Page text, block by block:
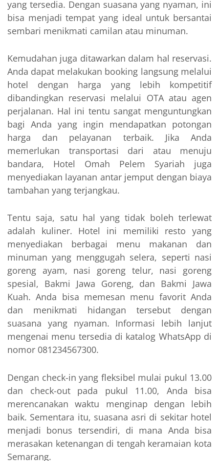
yang tersedia. Dengan suasana yang nyaman, ini
bisa menjadi tempat yang ideal untuk bersantai
sembari menikmati camilan atau minuman.
Kemudahan juga ditawarkan dalam hal reservasi.
Anda dapat melakukan booking langsung melalui
hotel dengan harga yang lebih kompetitif
dibandingkan reservasi melalui OTA atau agen
perjalanan. Hal ini tentu sangat menguntungkan
bagi Anda yang ingin mendapatkan potongan
harga dan pelayanan terbaik. Jika Anda
memerlukan transportasi dari atau menuju
bandara, Hotel Omah Pelem Syariah juga
menyediakan layanan antar jemput dengan biaya
tambahan yang terjangkau.
Tentu saja, satu hal yang tidak boleh terlewat
adalah kuliner. Hotel ini memiliki resto yang
menyediakan berbagai menu makanan dan
minuman yang menggugah selera, seperti nasi
goreng ayam, nasi goreng telur, nasi goreng
spesial, Bakmi Jawa Goreng, dan Bakmi Jawa
Kuah. Anda bisa memesan menu favorit Anda
dan menikmati hidangan tersebut dengan
suasana yang nyaman. Informasi lebih lanjut
mengenai menu tersedia di katalog WhatsApp di
nomor 081234567300.
Dengan check-in yang fleksibel mulai pukul 13.00
dan check-out pada pukul 11.00, Anda bisa
merencanakan waktu menginap dengan lebih
baik. Sementara itu, suasana asri di sekitar hotel
menjadi bonus tersendiri, di mana Anda bisa
merasakan ketenangan di tengah keramaian kota
Semarang.